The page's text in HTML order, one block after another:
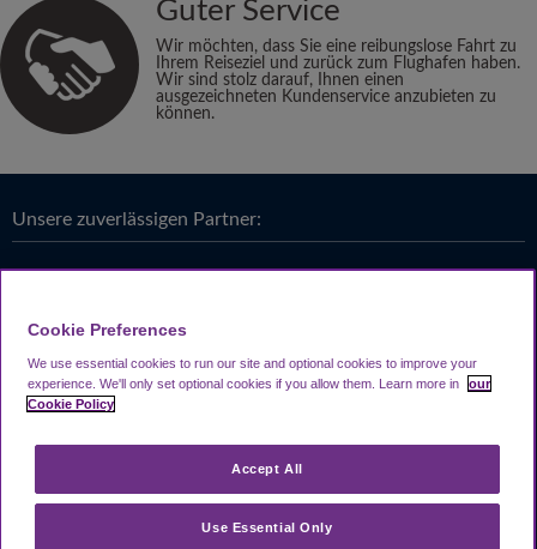
Guter Service
Wir möchten, dass Sie eine reibungslose Fahrt zu
Ihrem Reiseziel und zurück zum Flughafen haben.
Wir sind stolz darauf, Ihnen einen
ausgezeichneten Kundenservice anzubieten zu
können.
Unsere zuverlässigen Partner:
Cookie Preferences
We use essential cookies to run our site and optional cookies to improve your
experience. We'll only set optional cookies if you allow them. Learn more in
our
Cookie Policy
Use Essential Only
Accept All